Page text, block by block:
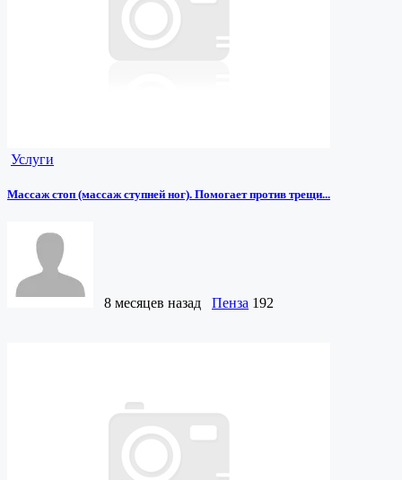
Услуги
Массаж стоп (массаж ступней ног). Помогает против трещи...
8 месяцев назад Пенза 192